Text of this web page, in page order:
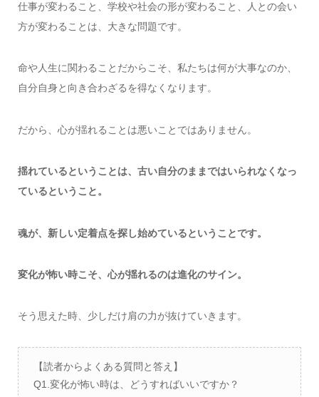
仕事が変わること、学校や社会の形が変わること、人との会い
方が変わることは、大きな問題です。
命や人生に関わることだからこそ、私たちは何が大事なのか、
自分自身と向き合わざるを得なくなります。
だから、心が揺れることは悪いことではありません。
揺れているということは、古い自分のままではいられなくなっ
ているということ。
魂が、新しい定着点を探し始めているということです。
変化が怖い時こそ、心が揺れるのは進化のサイン。
そう思えた時、少しだけ肩の力が抜けていきます。
【読者からよくある質問と答え】
Q1.変化が怖い時は、どうすればいいですか？